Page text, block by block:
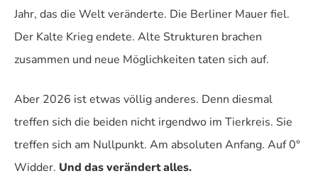
Jahr, das die Welt veränderte. Die Berliner Mauer fiel.
Der Kalte Krieg endete. Alte Strukturen brachen
zusammen und neue Möglichkeiten taten sich auf.
Aber 2026 ist etwas völlig anderes. Denn diesmal
treffen sich die beiden nicht irgendwo im Tierkreis. Sie
treffen sich am Nullpunkt. Am absoluten Anfang. Auf 0°
Widder. Und das verändert alles.